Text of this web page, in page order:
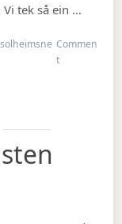
tek så ein …
Commen
ton Julebord